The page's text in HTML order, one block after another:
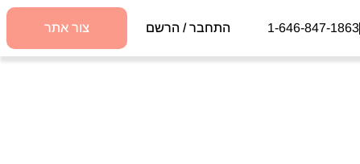
1-646-847-1863 התחבר / הרשם צור אתר